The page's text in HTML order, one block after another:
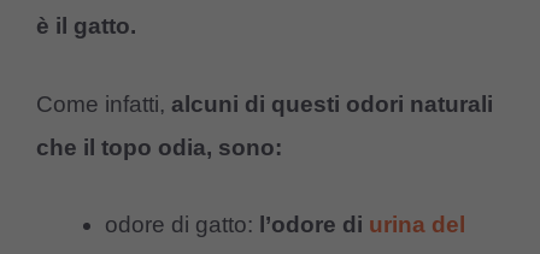
è il gatto.
Come infatti, alcuni di questi odori naturali
che il topo odia, sono:
odore di gatto: l’odore di urina del